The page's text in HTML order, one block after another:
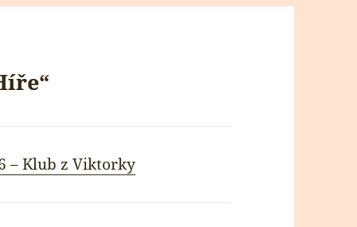
– Klub z Viktorky